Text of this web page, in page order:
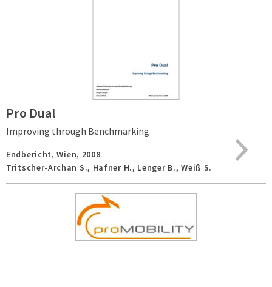
Pro Dual
Improving through Benchmarking
Endbericht,Wien, 2008
Tritscher-Archan S., Hafner H., Lenger B., Weiß S.